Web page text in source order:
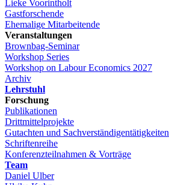
Lieke Voorintholt
Gastforschende
Ehemalige Mitarbeitende
Veranstaltungen
Brownbag-Seminar
Workshop Series
Workshop on Labour Economics 2027
Archiv
Lehrstuhl
Forschung
Publikationen
Drittmittelprojekte
Gutachten und Sachverständigentätigkeiten
Schriftenreihe
Konferenzteilnahmen & Vorträge
Team
Daniel Ulber